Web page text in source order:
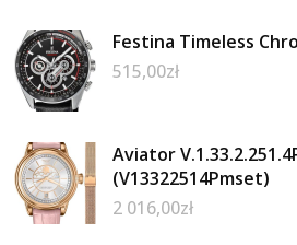
Festina Timeless
515,00zł
Aviator
(V13322514Pmset)
2 016,00zł